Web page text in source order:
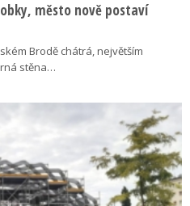
město nově postaví
Brodě chátrá, největším
stěna…